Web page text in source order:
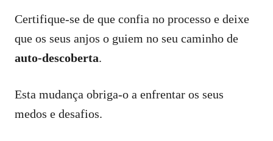
Certifique-se de que confia no processo e deixe
que os seus anjos o guiem no seu caminho de
auto-descoberta.
Esta mudança obriga-o a enfrentar os seus
medos e desafios.